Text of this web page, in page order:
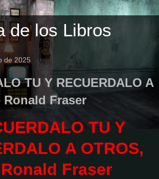
de los Libros
de 2025
TU Y RECUERDALO A
Ronald Fraser
TU Y
A OTROS,
Fraser